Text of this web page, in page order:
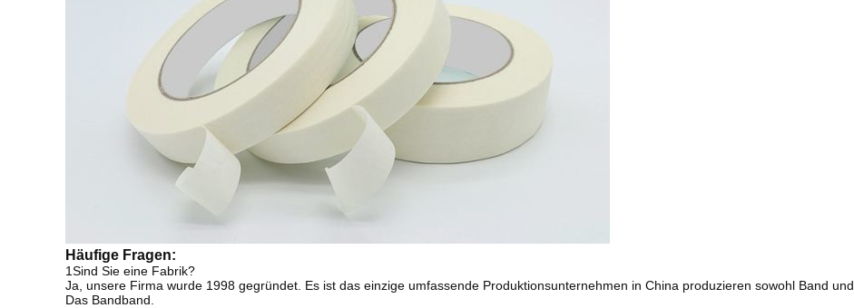
Häufige Fragen:
1Sind Sie eine Fabrik?
Ja, unsere Firma wurde 1998 gegründet. Es ist das einzige umfassende Produktionsunternehmen in China produzieren sowohl Band und
Das Bandband.